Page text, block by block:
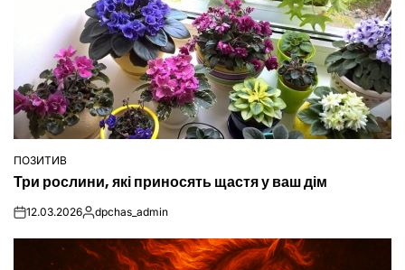
ОПУБЛІКУВАТИ
ПОЗИТИВ
Три рослини, які приносять щастя у ваш дім
on12.03.2026Опубліковано
dpchas_admin